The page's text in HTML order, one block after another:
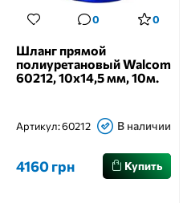
0 0
Шланг прямой
полиуретановый Walcom
60212, 10х14,5 мм, 10м.
Артикул:60212 В наличии
4160 грн Купить